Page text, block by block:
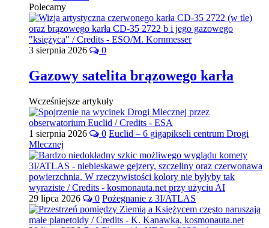
Polecamy
3 sierpnia 2026 0
Gazowy satelita brązowego karła
Wcześniejsze artykuły
1 sierpnia 2026 0 Euclid – 6 gigapikseli centrum Drogi
Mlecznej
29 lipca 2026 0 Pożegnanie z 3I/ATLAS